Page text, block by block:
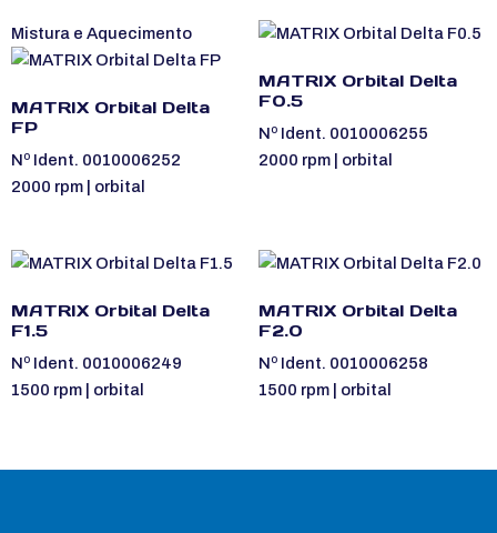
Mistura e Aquecimento
MATRIX Orbital Delta
FP
Nº Ident. 0010006252
2000 rpm | orbital
MATRIX Orbital Delta
F0.5
Nº Ident. 0010006255
2000 rpm | orbital
MATRIX Orbital Delta
F1.5
Nº Ident. 0010006249
1500 rpm | orbital
MATRIX Orbital Delta
F2.0
Nº Ident. 0010006258
1500 rpm | orbital